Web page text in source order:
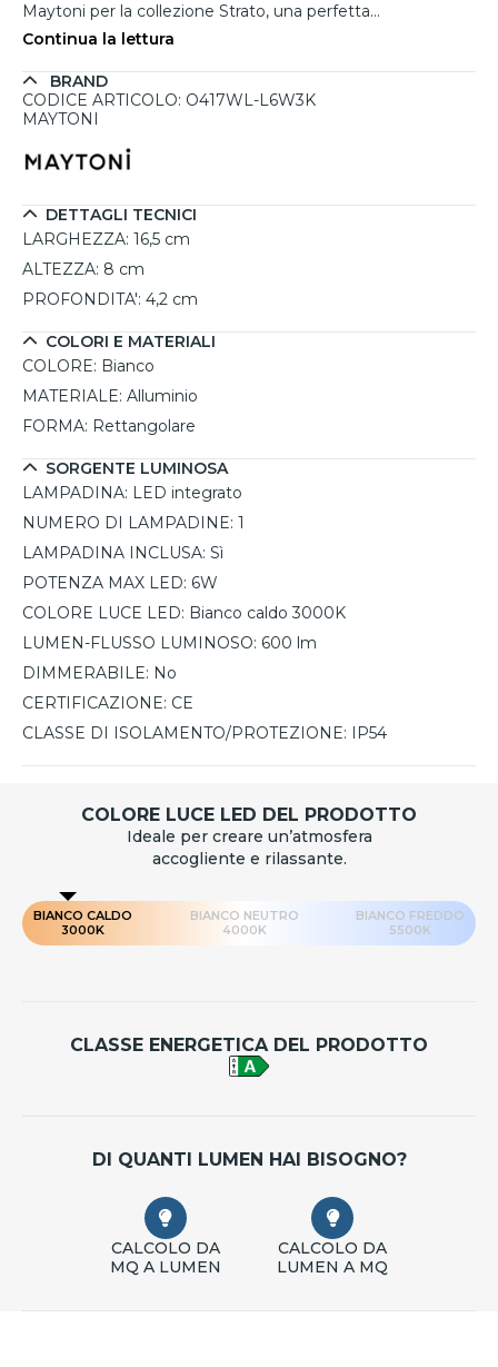
Maytoni per la collezione Strato, una perfetta
combinazione di design moderno e funzionalità. Ideale
accogliente a 3000K, crea atmosfere intime e rilassanti.
La struttura minimalista e resistente agli agenti
durabilità e stile. Dotato di tre ottiche strategicamente
con un consumo energetico contenuto. Facile da
installare, è adatto a qualsiasi contesto architettonico,
Continua la lettura
BRAND
CODICE ARTICOLO: O417WL-L6W3K
MAYTONI
DETTAGLI TECNICI
LARGHEZZA: 16,5 cm
ALTEZZA: 8 cm
PROFONDITA': 4,2 cm
COLORI E MATERIALI
COLORE: Bianco
MATERIALE: Alluminio
FORMA: Rettangolare
SORGENTE LUMINOSA
LAMPADINA: LED integrato
NUMERO DI LAMPADINE: 1
LAMPADINA INCLUSA: Sì
POTENZA MAX LED: 6W
COLORE LUCE LED: Bianco caldo 3000K
LUMEN-FLUSSO LUMINOSO: 600 lm
DIMMERABILE: No
CERTIFICAZIONE: CE
CLASSE DI ISOLAMENTO/PROTEZIONE: IP54
COLORE LUCE LED DEL PRODOTTO
Ideale per creare un’atmosfera
accogliente e rilassante.
BIANCO CALDO
3000K
BIANCO NEUTRO
4000K
BIANCO FREDDO
5500K
CLASSE ENERGETICA DEL PRODOTTO
DI QUANTI LUMEN HAI BISOGNO?
CALCOLO DA
MQ A LUMEN
CALCOLO DA
LUMEN A MQ